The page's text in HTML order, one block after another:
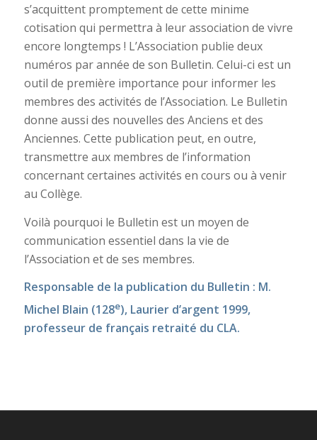
s’acquittent promptement de cette minime
cotisation qui permettra à leur association de vivre
encore longtemps ! L’Association publie deux
numéros par année de son Bulletin. Celui-ci est un
outil de première importance pour informer les
membres des activités de l’Association. Le Bulletin
donne aussi des nouvelles des Anciens et des
Anciennes. Cette publication peut, en outre,
transmettre aux membres de l’information
concernant certaines activités en cours ou à venir
au Collège.
Voilà pourquoi le Bulletin est un moyen de
communication essentiel dans la vie de
l’Association et de ses membres.
Responsable de la publication du Bulletin : M.
Michel Blain (128e), Laurier d’argent 1999,
professeur de français retraité du CLA.